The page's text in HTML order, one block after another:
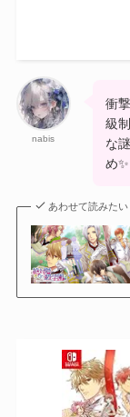
nabis
衝
級
な
め✨
あわせて読みたい